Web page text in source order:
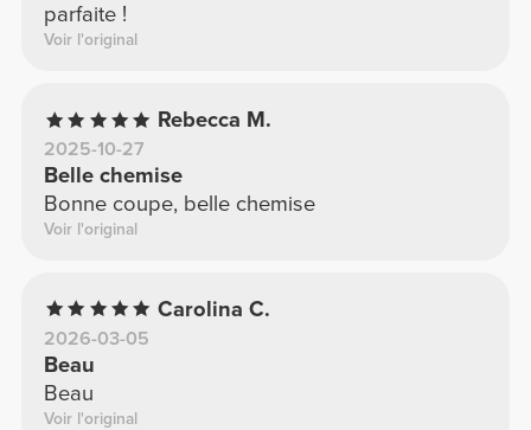
parfaite !
Voir l'original
Rebecca M.
2025-10-27
Belle chemise
Bonne coupe, belle chemise
Voir l'original
Carolina C.
2026-03-05
Beau
Beau
Voir l'original